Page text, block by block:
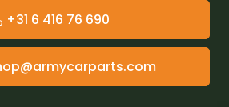
+31 6 416 76 690